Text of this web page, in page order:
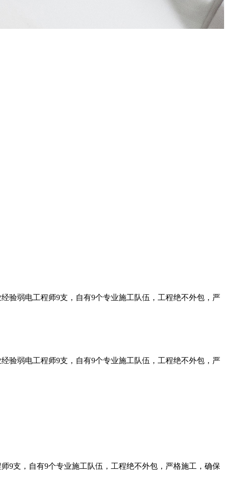
验弱电工程师9支，自有9个专业施工队伍，工程绝不外包，严
验弱电工程师9支，自有9个专业施工队伍，工程绝不外包，严
9支，自有9个专业施工队伍，工程绝不外包，严格施工，确保